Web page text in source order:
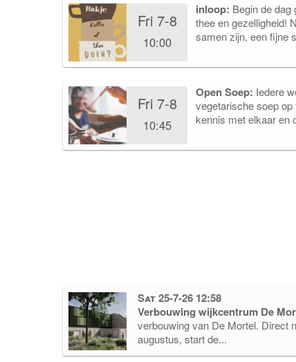
Fri 7-8
10:00
inloop: Begin de dag
thee en gezelligheid!
samen zijn, een fijne
Fri 7-8
10:45
Open Soep: Iedere
vegetarische soep
kennis met elkaar en
Sat 25-7-26 12:58
Verbouwing wijkcentrum De
verbouwing van De Mortel. Direct
augustus, start de...